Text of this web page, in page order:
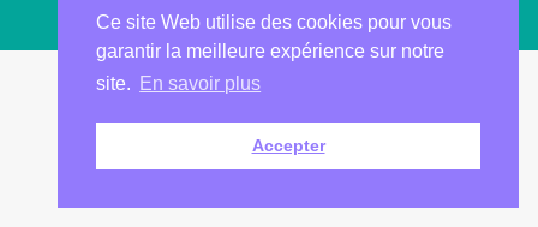
Mentions légales
Ce site Web utilise des cookies pour vous
garantir la meilleure expérience sur notre
site.
En savoir plus
Accepter